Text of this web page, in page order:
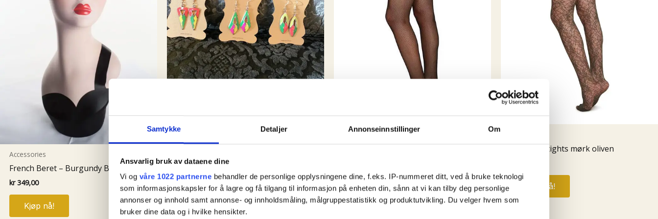
Samtykke Detaljer Annonseinnstillinger Om
Ansvarlig bruk av dataene dine
Vi og våre 1022 partnerne behandler de personlige opplysningene dine, f.eks. IP-nummeret ditt, ved å bruke teknologi
som informasjonskapsler for å lagre og få tilgang til informasjon på enheten din, sånn at vi kan tilby deg personlige
annonser og innhold samt annonse- og innholdsmåling, målgruppestatistikk og produktutvikling. Du velger hvem som
bruker dine data og i hvilke hensikter.
spennende å se hva de neste 5 vil by på! Takk til dere alle, love you all
Accessories
French Beret – Burgundy Bordeaux
kr349,00
Kjøp nå!
Accessories
Ørepynt i neonfarger fra
Kjøp nå!
Dette
produktet
har
Accessories
Kjøp nå!
Dette
produktet
har
Edith lace tights mørk oliven
Kjøp nå!